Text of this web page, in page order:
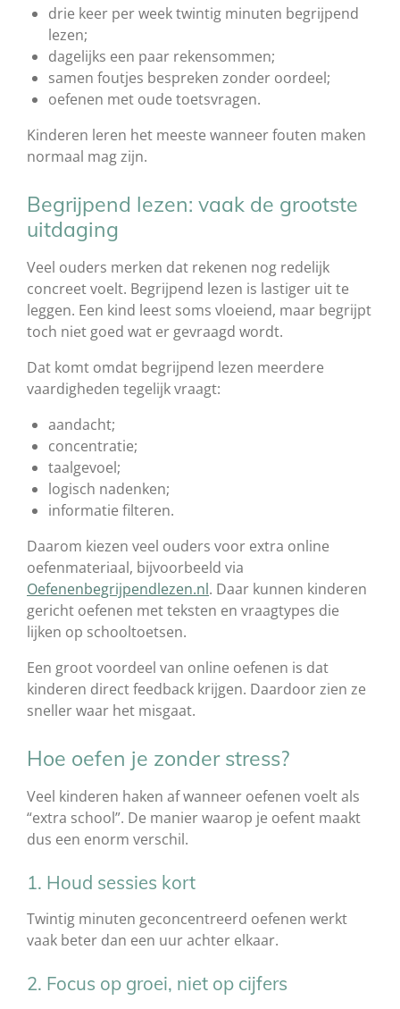
drie keer per week twintig minuten begrijpend
lezen;
dagelijks een paar rekensommen;
samen foutjes bespreken zonder oordeel;
oefenen met oude toetsvragen.
Kinderen leren het meeste wanneer fouten maken
normaal mag zijn.
Begrijpend lezen: vaak de grootste
uitdaging
Veel ouders merken dat rekenen nog redelijk
concreet voelt. Begrijpend lezen is lastiger uit te
leggen. Een kind leest soms vloeiend, maar begrijpt
toch niet goed wat er gevraagd wordt.
Dat komt omdat begrijpend lezen meerdere
vaardigheden tegelijk vraagt:
aandacht;
concentratie;
taalgevoel;
logisch nadenken;
informatie filteren.
Daarom kiezen veel ouders voor extra online
oefenmateriaal, bijvoorbeeld via
Oefenenbegrijpendlezen.nl. Daar kunnen kinderen
gericht oefenen met teksten en vraagtypes die
lijken op schooltoetsen.
Een groot voordeel van online oefenen is dat
kinderen direct feedback krijgen. Daardoor zien ze
sneller waar het misgaat.
Hoe oefen je zonder stress?
Veel kinderen haken af wanneer oefenen voelt als
“extra school”. De manier waarop je oefent maakt
dus een enorm verschil.
1. Houd sessies kort
Twintig minuten geconcentreerd oefenen werkt
vaak beter dan een uur achter elkaar.
2. Focus op groei, niet op cijfers